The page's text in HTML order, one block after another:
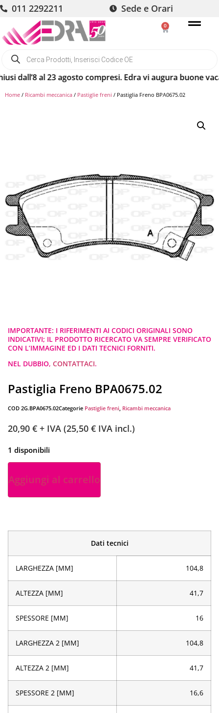
011 2292211 Sede e Orari
0
al 23 agosto compresi. Edra vi augura buone
Home / Ricambi meccanica / Pastiglie freni / Pastiglia Freno BPA0675.02
IMPORTANTE: I RIFERIMENTI AI CODICI ORIGINALI SONO
INDICATIVI; IL PRODOTTO RICERCATO VA SEMPRE VERIFICATO
CON L’IMMAGINE ED I DATI TECNICI FORNITI.
NEL DUBBIO, CONTATTACI.
Pastiglia Freno BPA0675.02
COD 2G.BPA0675.02Categorie Pastiglie freni, Ricambi meccanica
20,90 € + IVA (25,50 € IVA incl.)
1 disponibili
Aggiungi al carrello
Dati tecnici
LARGHEZZA [MM] 104,8
ALTEZZA [MM] 41,7
SPESSORE [MM] 16
LARGHEZZA 2 [MM] 104,8
ALTEZZA 2 [MM] 41,7
SPESSORE 2 [MM] 16,6